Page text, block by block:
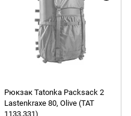
Рюкзак Tatonka Packsack 2
Lastenkraxe 80, Olive (TAT
1133.331)